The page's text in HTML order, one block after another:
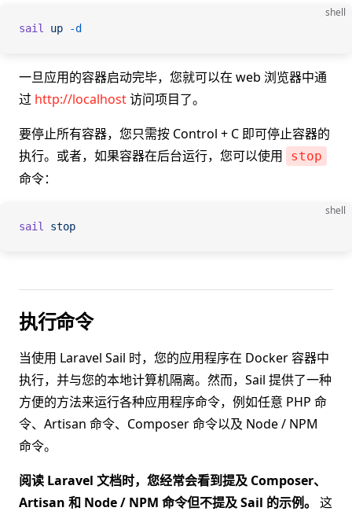
shell
sail up -d
一旦应用的容器启动完毕，您就可以在 web 浏览器中通
过 http://localhost访问项目了。
要停止所有容器，您只需按 Control + C 即可停止容器的
执行。或者，如果容器在后台运行，您可以使用
stop
命令：
shell
sail stop
执行命令
当使用 Laravel Sail 时，您的应用程序在 Docker 容器中
执行，并与您的本地计算机隔离。然而，Sail 提供了一种
方便的方法来运行各种应用程序命令，例如任意 PHP 命
令、Artisan 命令、Composer 命令以及 Node / NPM
命令。
阅读 Laravel 文档时，您经常会看到提及 Composer、
Artisan 和 Node / NPM 命令但不提及 Sail 的示例。 这